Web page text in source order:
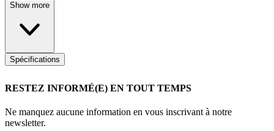
Show more
Spécifications
RESTEZ INFORMÉ(E) EN TOUT TEMPS
Ne manquez aucune information en vous inscrivant à notre
newsletter.